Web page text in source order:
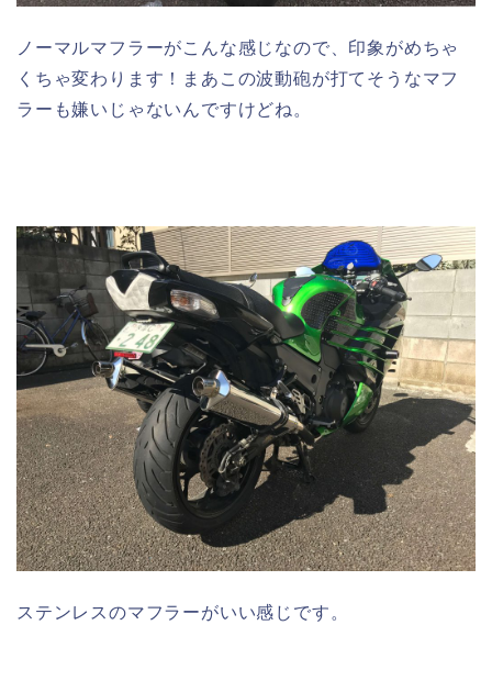
ノーマルマフラーがこんな感じなので、印象がめちゃ
くちゃ変わります！まあこの波動砲が打てそうなマフ
ラーも嫌いじゃないんですけどね。
ステンレスのマフラーがいい感じです。